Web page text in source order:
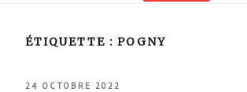
ÉTIQUETTE : POGNY
PUBLIÉ
24 OCTOBRE 2022